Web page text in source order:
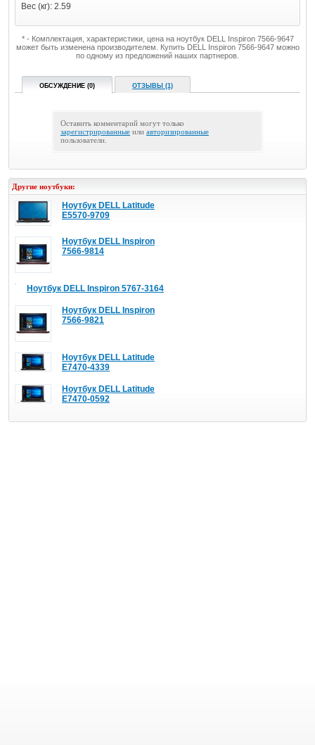
Вес (кг): 2.59
* - Комплектация, характеристики, цена на ноутбук DELL Inspiron 7566-9647
может быть изменена производителем. Купить DELL Inspiron 7566-9647 можно
по одному из предложений наших партнеров.
ОБСУЖДЕНИЕ (0) ОТЗЫВЫ (1)
Оставить комментарий могут только
зарегистрированные или авторизированные
пользователи.
Другие ноутбуки:
Ноутбук DELL Latitude
E5570-9709
Ноутбук DELL Inspiron
7566-9814
Ноутбук DELL Inspiron 5767-3164
Ноутбук DELL Inspiron
7566-9821
Ноутбук DELL Latitude
E7470-4339
Ноутбук DELL Latitude
E7470-0592